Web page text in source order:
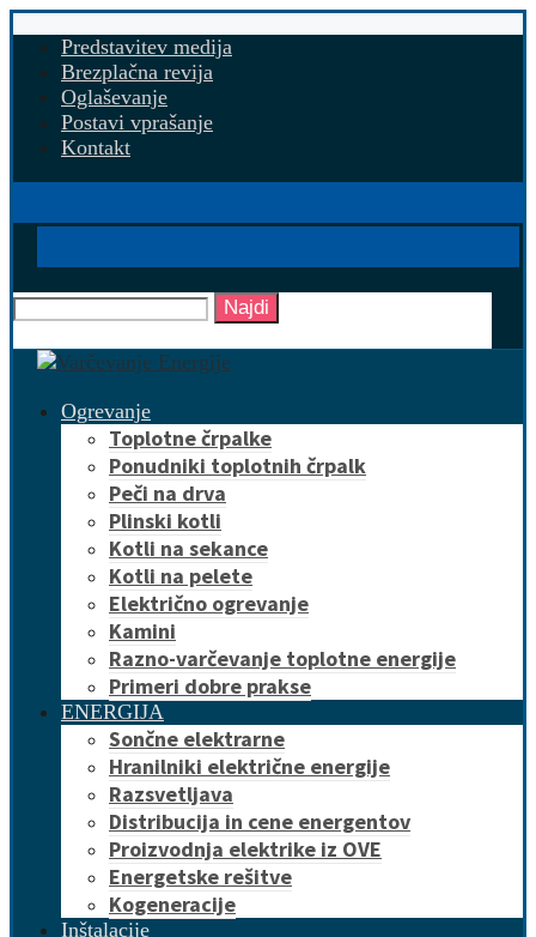
Predstavitev medija
Brezplačna revija
Oglaševanje
Postavi vprašanje
Kontakt
Najdi
Ogrevanje
Toplotne črpalke
Ponudniki toplotnih črpalk
Peči na drva
Plinski kotli
Kotli na sekance
Kotli na pelete
Električno ogrevanje
Kamini
Razno-varčevanje toplotne energije
Primeri dobre prakse
ENERGIJA
Sončne elektrarne
Hranilniki električne energije
Razsvetljava
Distribucija in cene energentov
Proizvodnja elektrike iz OVE
Energetske rešitve
Kogeneracije
Inštalacije